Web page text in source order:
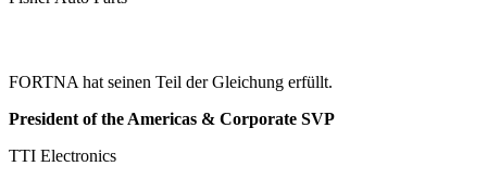
FORTNA hat seinen Teil der Gleichung erfüllt.
President of the Americas & Corporate SVP
TTI Electronics